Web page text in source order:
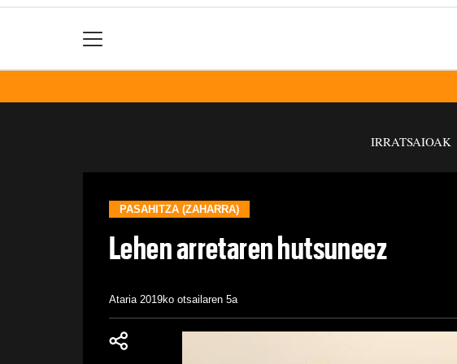
IRRATSAIOAK
PASAHITZA (ZAHARRA)
Lehen arretaren hutsuneez
Ataria 2019ko otsailaren 5a